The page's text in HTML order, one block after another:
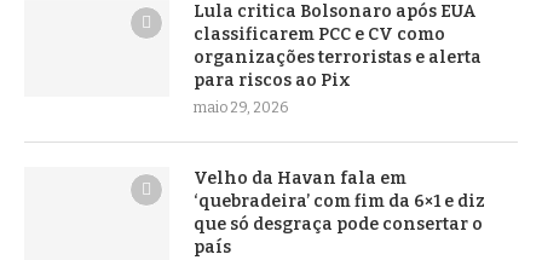
Lula critica Bolsonaro após EUA
classificarem PCC e CV como
organizações terroristas e alerta
para riscos ao Pix
maio 29, 2026
Velho da Havan fala em
‘quebradeira’ com fim da 6×1 e diz
que só desgraça pode consertar o
país